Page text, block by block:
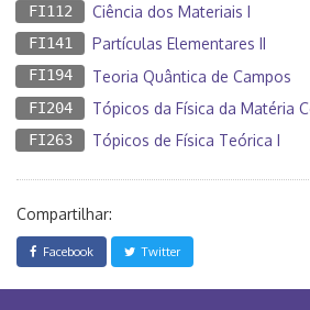
FI112 Ciência dos Materiais I
FI141 Partículas Elementares II
FI194 Teoria Quântica de Campos
FI204 Tópicos da Física da Matéria
FI263 Tópicos de Física Teórica I
Compartilhar:
Facebook Twitter